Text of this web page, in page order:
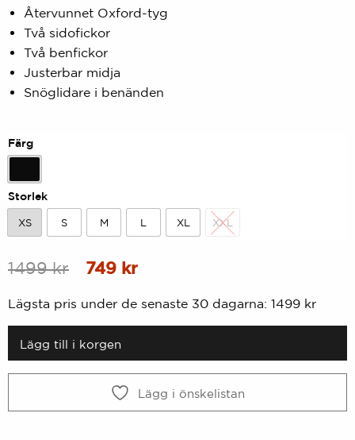
0,00
5
baserat
på
kundbetyg
Återvunnet Oxford-tyg
Två sidofickor
Två benfickor
Justerbar midja
Snöglidare i benänden
Färg
Svart
Storlek
XS
XS
S
S
M
M
L
L
XL
XL
XXL
XXL
1499kr
Ursprungligt
1499
kr.
749 krNuvarande
kr.
Lägsta pris under de senaste 30 dagarna: 1499 kr
Lägg till i korgen
Lägg i önskelistan